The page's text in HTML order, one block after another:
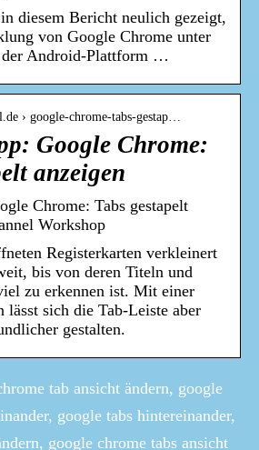
diesem Bericht neulich gezeigt,
von Google Chrome unter
der Android-Plattform …
› google-chrome-tabs-gestap…
Google Chrome:
anzeigen
Chrome: Tabs gestapelt
Workshop
Registerkarten verkleinert
bis von deren Titeln und
zu erkennen ist. Mit einer
lässt sich die Tab-Leiste aber
gestalten.
tab ansicht ändern, google
google tabs hintereinander,
google chrome tabs ansicht